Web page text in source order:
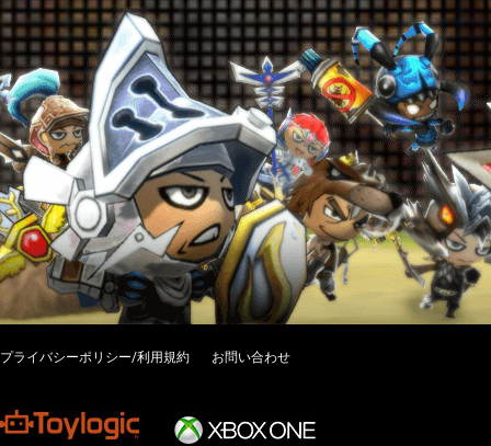
プライバシーポリシー/利用規約 お問い合わせ